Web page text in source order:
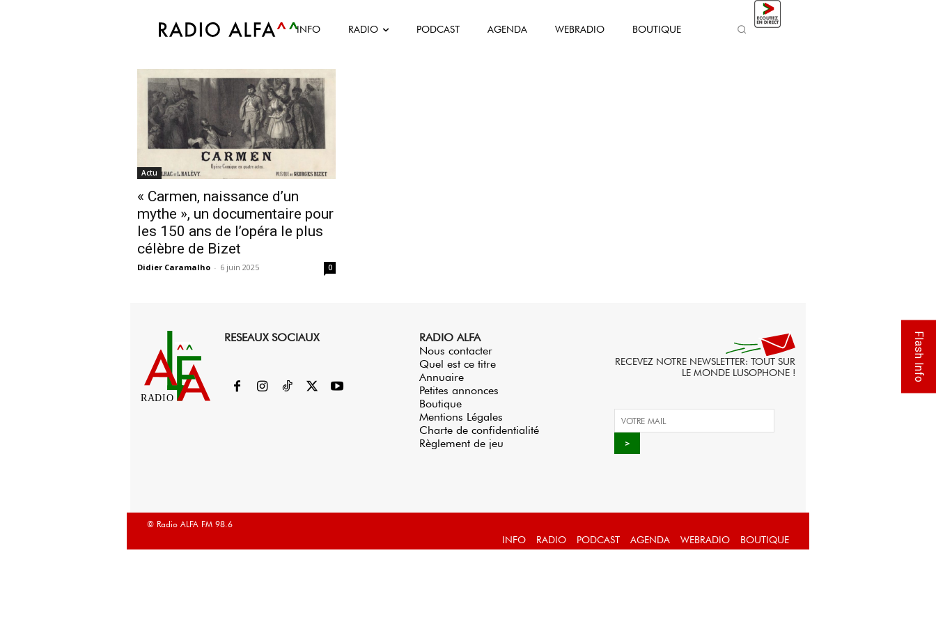
INFO RADIO PODCAST AGENDA WEBRADIO BOUTIQUE
Accueil Tags Carmen
Tag: Carmen
Actu
« Carmen, naissance d’un
mythe », un documentaire pour
les 150 ans de l’opéra le plus
célèbre de Bizet
Didier Caramalho - 6 juin 2025 0
RADIO
RESEAUX SOCIAUX
RADIO ALFA
Nous contacter
Quel est ce titre
Annuaire
Petites annonces
Boutique
Mentions Légales
Charte de confidentialité
Règlement de jeu
RECEVEZ NOTRE NEWSLETTER: TOUT SUR
LE MONDE LUSOPHONE !
© Radio ALFA FM 98.6
INFO RADIO PODCAST AGENDA WEBRADIO BOUTIQUE
Flash Info